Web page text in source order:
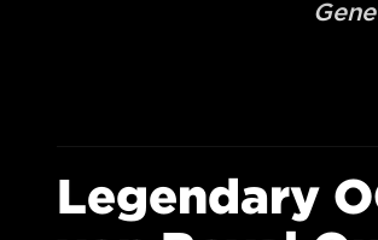
Legendary